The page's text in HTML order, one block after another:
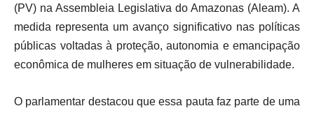
(PV) na Assembleia Legislativa do Amazonas (Aleam). A
medida representa um avanço significativo nas políticas
públicas voltadas à proteção, autonomia e emancipação
econômica de mulheres em situação de vulnerabilidade.
O parlamentar destacou que essa pauta faz parte de uma